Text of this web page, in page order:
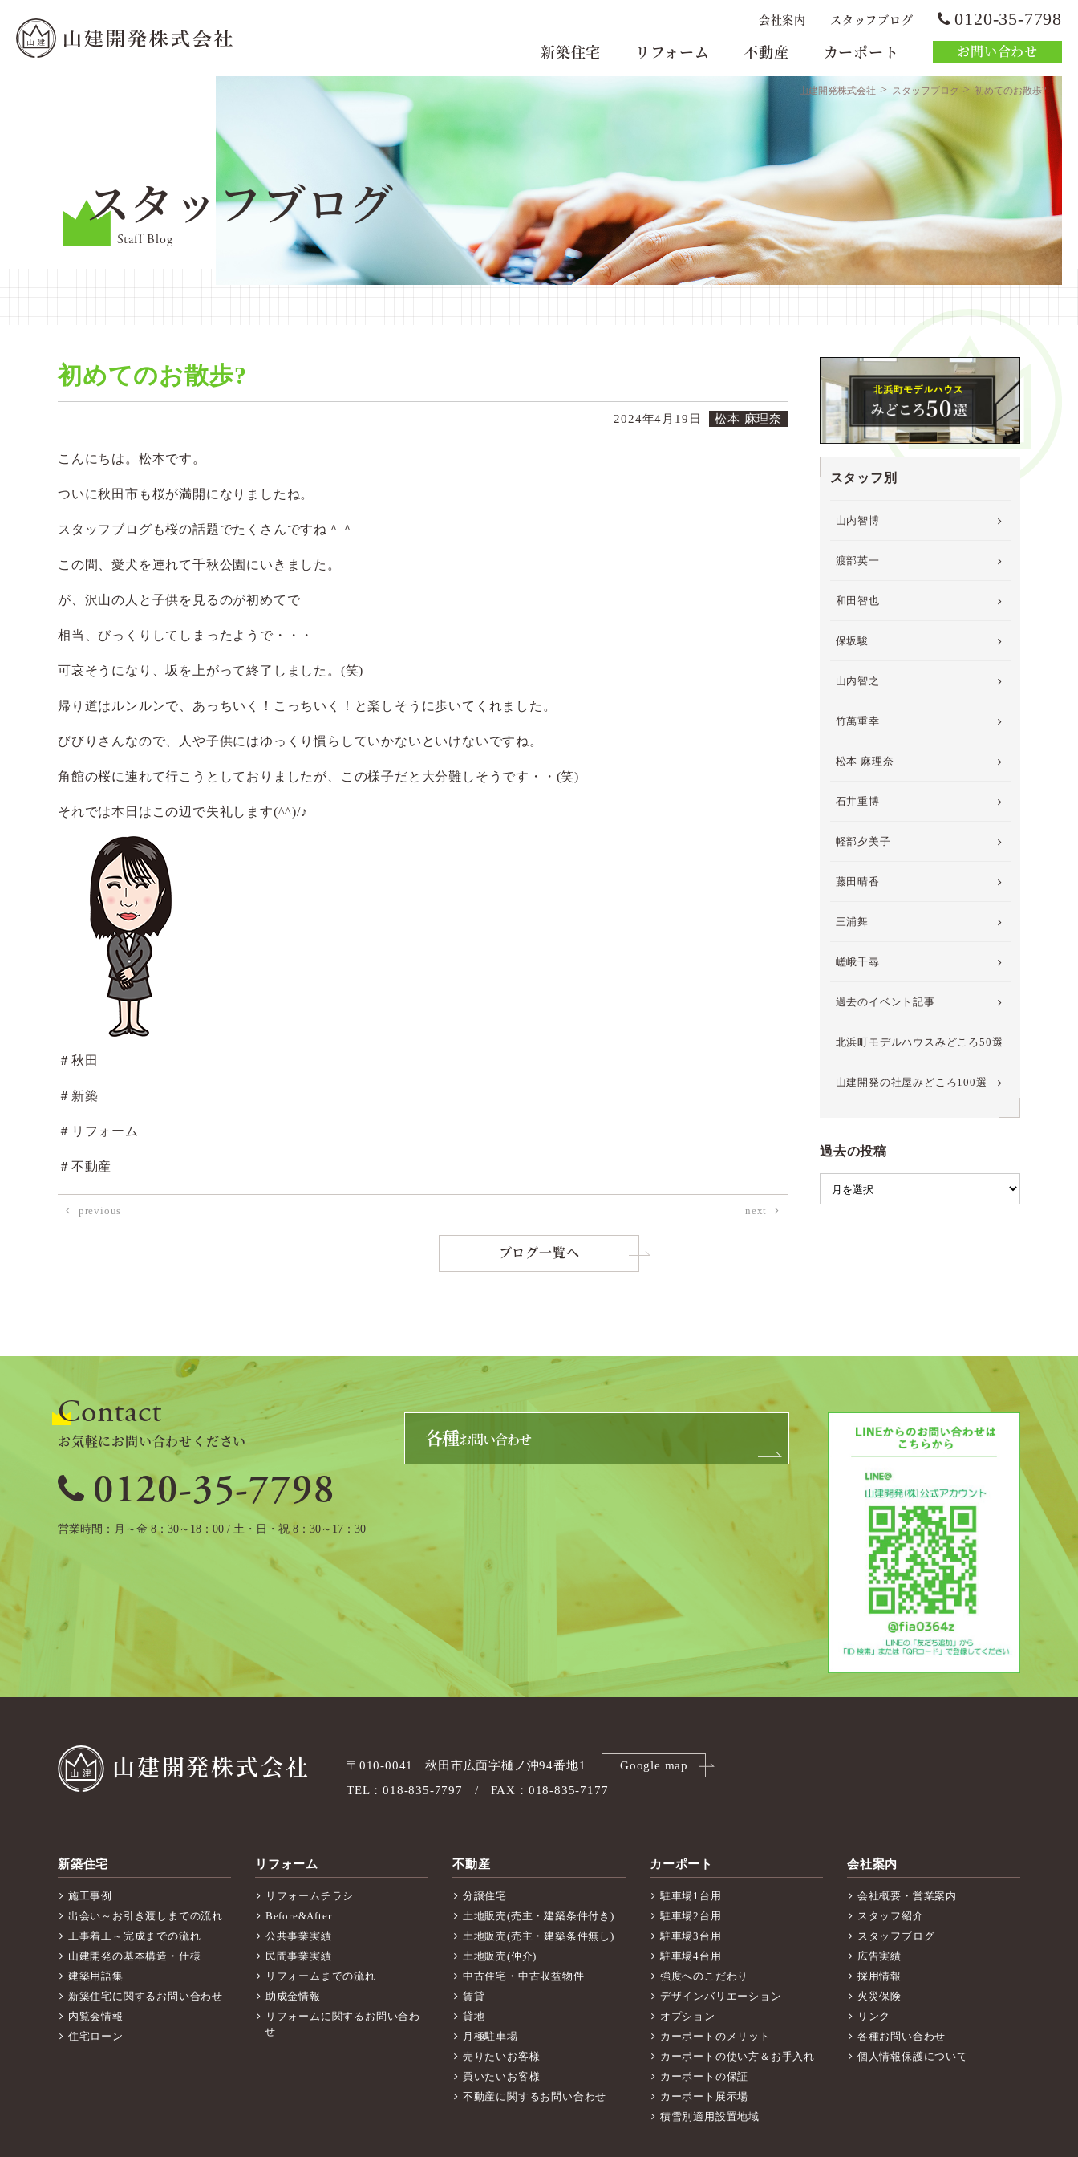
新築住宅 リフォーム 不動産 カーポート お問い合わせ
会社案内 スタッフブログ 0120-35-7798
スタッフブログ
Staff Blog
山建開発株式会社 > スタッフブログ>初めてのお散歩?
初めてのお散歩?
2024年4月19日 松本 麻理奈
こんにちは。松本です。
ついに秋田市も桜が満開になりましたね。
スタッフブログも桜の話題でたくさんですね＾＾
この間、愛犬を連れて千秋公園にいきました。
が、沢山の人と子供を見るのが初めてで
相当、びっくりしてしまったようで・・・
可哀そうになり、坂を上がって終了しました。(笑)
帰り道はルンルンで、あっちいく！こっちいく！と楽しそうに歩いてくれました。
びびりさんなので、人や子供にはゆっくり慣らしていかないといけないですね。
角館の桜に連れて行こうとしておりましたが、この様子だと大分難しそうです・・(笑)
それでは本日はこの辺で失礼します(^^)/♪
＃秋田
＃新築
＃リフォーム
＃不動産
previous next
スタッフ別
山内智博
渡部英一
和田智也
保坂駿
山内智之
竹萬重幸
松本 麻理奈
石井重博
軽部夕美子
藤田晴香
三浦舞
嵯峨千尋
過去のイベント記事
北浜町モデルハウスみどころ50選
山建開発の社屋みどころ100選
過去の投稿
ブログ一覧へ
Contact
お気軽にお問い合わせください
0120-35-7798
営業時間 月～金 8：30～18：00 / 土・日・祝 8：30～17：30
各種お問い合わせ
山建開発株式会社 〒010-0041 秋田市広面字樋ノ沖94番地1
Google map
TEL：018-835-7797
FAX：018-835-7177
新築住宅
施工事例
出会い～お引き渡しまでの流れ
工事着工～完成までの流れ
山建開発の基本構造・仕様
建築用語集
新築住宅に関するお問い合わせ
内覧会情報
住宅ローン
リフォーム
リフォームチラシ
Before&After
公共事業実績
民間事業実績
リフォームまでの流れ
助成金情報
リフォームに関するお問い合わ
せ
不動産
分譲住宅
土地販売(売主・建築条件付き)
土地販売(売主・建築条件無し)
土地販売(仲介)
中古住宅・中古収益物件
賃貸
貸地
月極駐車場
売りたいお客様
買いたいお客様
不動産に関するお問い合わせ
カーポート
駐車場1台用
駐車場2台用
駐車場3台用
駐車場4台用
強度へのこだわり
デザインバリエーション
オプション
カーポートのメリット
カーポートの使い方＆お手入れ
カーポートの保証
カーポート展示場
積雪別適用設置地域
会社案内
会社概要・営業案内
スタッフ紹介
スタッフブログ
広告実績
採用情報
火災保険
リンク
各種お問い合わせ
個人情報保護について